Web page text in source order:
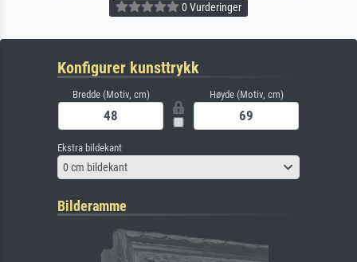
0 Vurderinger
Konfigurer kunsttrykk
Bredde (Motiv, cm) Høyde (Motiv, cm)
Ekstra bildekant
0 cm bildekant
Bilderamme